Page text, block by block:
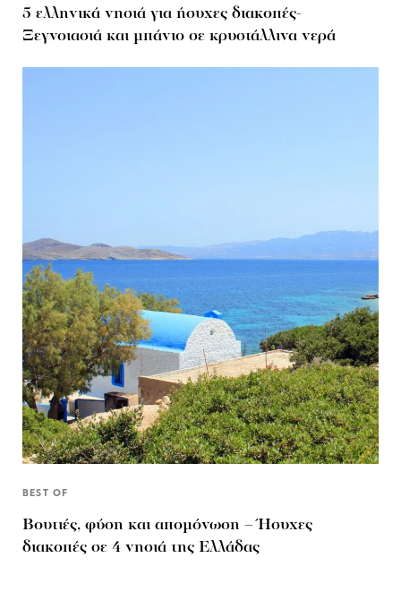
5 ελληνικά νησιά για ήσυχες διακοπές-
Ξεγνοιασιά και μπάνιο σε κρυστάλλινα νερά
BEST OF
Βουτιές, φύση και απομόνωση – Ήσυχες
διακοπές σε 4 νησιά της Ελλάδας